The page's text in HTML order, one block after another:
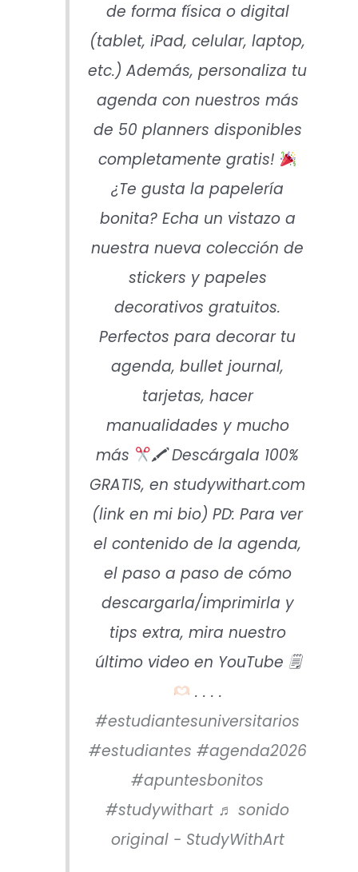
de forma física o digital
(tablet, iPad, celular, laptop,
etc.) Además, personaliza tu
agenda con nuestros más
de 50 planners disponibles
completamente gratis!
¿Te gusta la papelería
bonita? Echa un vistazo a
nuestra nueva colección de
stickers y papeles
decorativos gratuitos.
Perfectos para decorar tu
agenda, bullet journal,
tarjetas, hacer
manualidades y mucho
más
🖍 Descárgala 100%
GRATIS, en studywithart.com
(link en mi bio) PD: Para ver
el contenido de la agenda,
el paso a paso de cómo
descargarla/imprimirla y
tips extra, mira nuestro
último video en YouTube 🗒
. . . .
#estudiantesuniversitarios
#estudiantes #agenda2026
#apuntesbonitos
#studywithart ♬ sonido
original - StudyWithArt